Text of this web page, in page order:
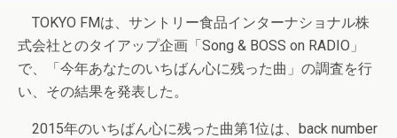
TOKYO FMは、サントリー食品インターナショナル株
式会社とのタイアップ企画「Song & BOSS on RADIO」
で、「今年あなたのいちばん心に残った曲」の調査を行
い、その結果を発表した。
2015年のいちばん心に残った曲第1位は、back number